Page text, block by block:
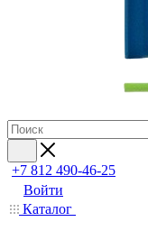
+7 812 490-46-25
Войти
Каталог